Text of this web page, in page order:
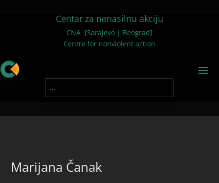
Centar za nenasilnu akciju
CNA [Sarajevo | Beograd]
Centre for nonviolent action
Marijana Čanak